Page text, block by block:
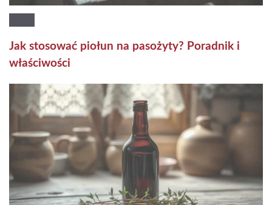
Jak stosować piołun na pasożyty? Poradnik i
właściwości